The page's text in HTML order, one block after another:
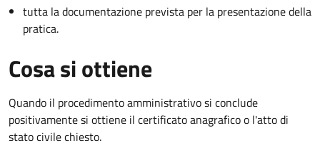
tutta la documentazione prevista per la presentazione della
pratica.
Cosa si ottiene
Quando il procedimento amministrativo si conclude
positivamente si ottiene il certificato anagrafico o l'atto di
stato civile chiesto.